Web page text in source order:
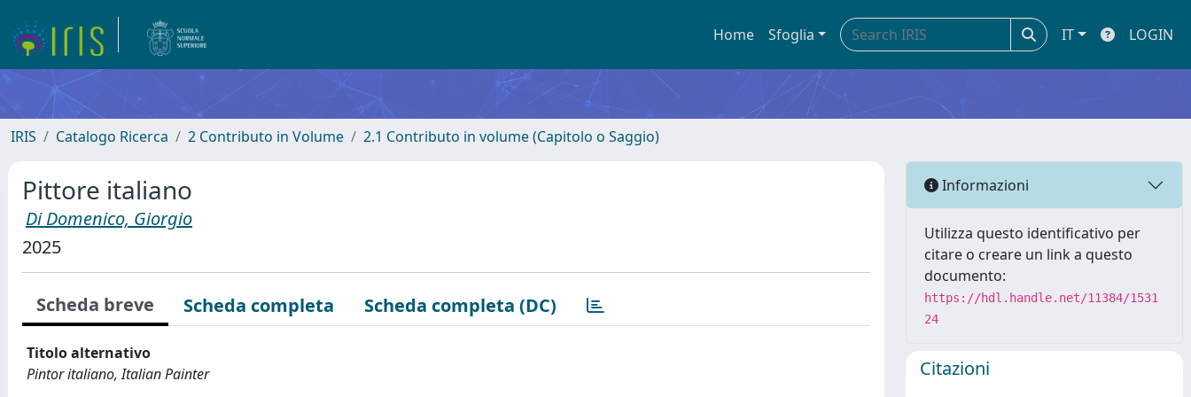
Home Sfoglia IT LOGIN
IRIS Catalogo Ricerca 2 Contributo in Volume 2.1 Contributo in volume (Capitolo o Saggio)
Pittore italiano
Di Domenico, Giorgio
2025
Scheda breve Scheda completa Scheda completa (DC)
Titolo alternativo
Pintor italiano, Italian Painter
Informazioni
Utilizza questo identificativo per
citare o creare un link a questo
documento:
https://hdl.handle.net/11384/1531
24
Citazioni